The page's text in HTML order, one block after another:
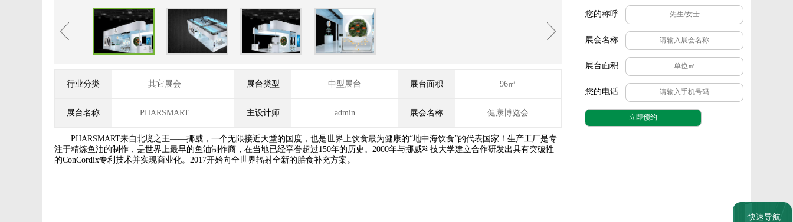
行业分类 其它展会 展台类型 中型展台 展台面积 96㎡
展台名称 PHARSMART 主设计师 admin 展会名称 健康博览会
PHARSMART来自北境之王——挪威，一个无限接近天堂的国度，也是世界上饮食最为健康的“地中海饮食”的代表国家！生产工厂是专
注于精炼鱼油的制作，是世界上最早的鱼油制作商，在当地已经享誉超过150年的历史。2000年与挪威科技大学建立合作研发出具有突破性
的ConCordix专利技术并实现商业化。2017开始向全世界辐射全新的膳食补充方案。
您的称呼
展会名称
展台面积
您的电话
快速导航